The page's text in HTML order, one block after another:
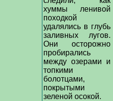
хуммы ленивой
походкой
удалялись в глубь
заливных лугов.
Они осторожно
пробирались
между озерами и
топкими
болотцами,
покрытыми
зеленой осокой.